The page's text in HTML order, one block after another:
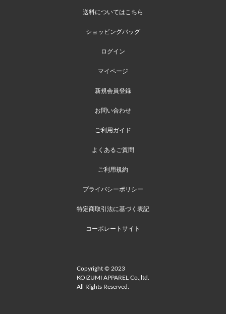
送料についてはこちら
ショッピングバッグ
ログイン
マイページ
新規会員登録
お問い合わせ
ご利用ガイド
よくあるご質問
ご利用規約
プライバシーポリシー
特定商取引法に基づく表記
コーポレートサイト
Copyright © 2023
KOIZUMI APPAREL Co.,ltd.
All Rights Reserved.